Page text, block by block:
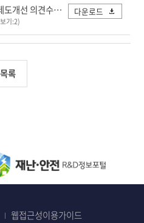
2022년도 국가연구개발 제도개선 의견수렴 홍보자료(웹포스터).pdf
기:2)
다운로드
목록
웹접근성이용가이드